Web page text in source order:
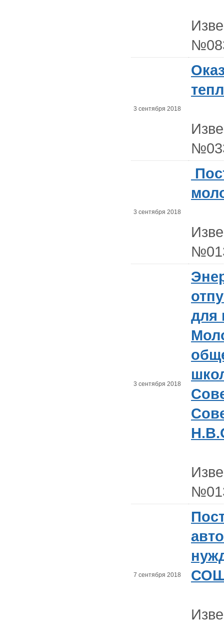
3 сентября 2018
3 сентября 2018
3 сентября 2018
для
7 сентября 2018
СОШ